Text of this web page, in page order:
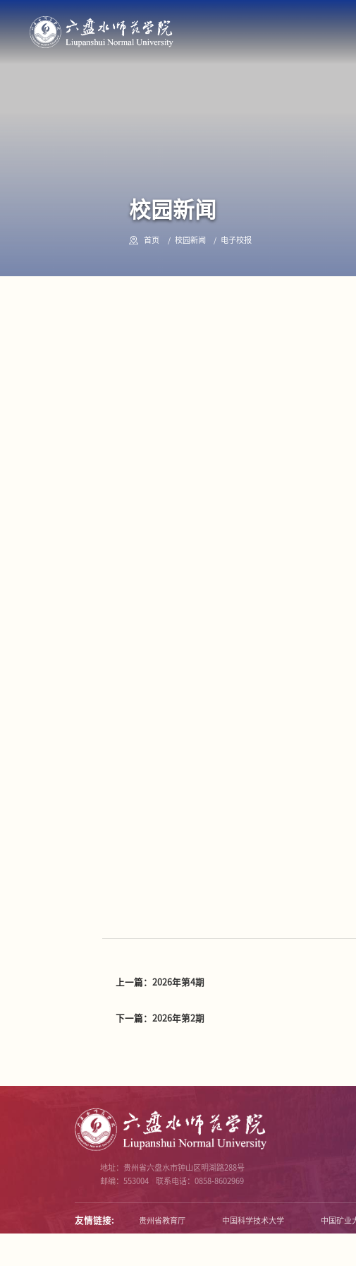
校园新闻
首页 校园新闻 电子校报
上一篇：2026年第4期
下一篇：2026年第2期
地址：贵州省六盘水市钟山区明湖路288号
邮编：553004
联系电话：0858-8602969
友情链接: 贵州省教育厅 中国科学技术大学 中国矿业